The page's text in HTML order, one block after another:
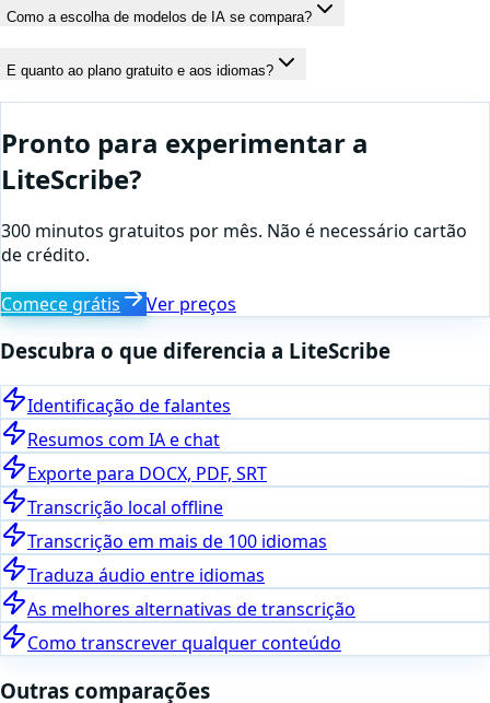
Como a escolha de modelos de IA se compara?
E quanto ao plano gratuito e aos idiomas?
Pronto para experimentar a
LiteScribe?
300 minutos gratuitos por mês. Não é necessário cartão
de crédito.
Comece grátis Ver preços
Descubra o que diferencia a LiteScribe
Identificação de falantes
Resumos com IA e chat
Exporte para DOCX, PDF, SRT
Transcrição local offline
Transcrição em mais de 100 idiomas
Traduza áudio entre idiomas
As melhores alternativas de transcrição
Como transcrever qualquer conteúdo
Outras comparações